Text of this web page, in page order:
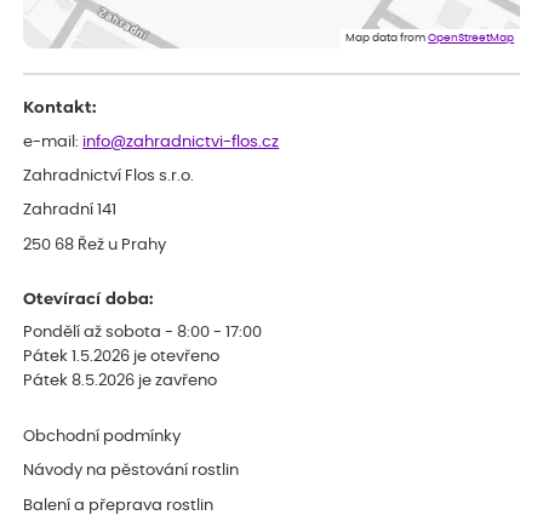
Spokojenost s dodáním kvalitních rostlin
Map data fromOpenStreetMap
Kontakt:
e-mail: info@zahradnictvi-flos.cz
Zahradnictví Flos s.r.o.
Zahradní 141
250 68 Řež u Prahy
Otevírací doba:
Pondělí až sobota - 8:00 - 17:00
Pátek 1.5.2026 je otevřeno
Pátek 8.5.2026 je zavřeno
Obchodní podmínky
Návody na pěstování rostlin
Balení a přeprava rostlin